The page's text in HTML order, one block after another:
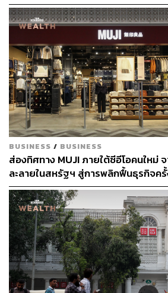
จากแผนพัฒนาที่วางไว้ ‘MUJI
จะตั้งอยู่บริเวณGinza 3-chomeภายใ
คือMitsui Fudosan และ Yomiuri
ขนาดสูง 10 ชั้น แวดล้อมด้วยร้านอาห
ชื่อดัง ชั้น 1-6 จะเป็นช็อปค้าปลีกที่ให
สินค้าทุกประเภทตั้งแต่เสื้อผ้าแฟชั่นไป
บริโภคทุกชนิด ส่วนชั้น 7-10 จะเปิดให้
โรงแรม โดยคาดว่าจะเปิดบ้านต้อนรับ
หรือช่วงครึ่งปีแรกของปี 2019
BUSINESS / BUSINESS
ส่องทิศทาง MUJI ภายใต้ซีอีโอคนใหม่
ละลายในสหรัฐฯ สู่การพลิกฟื้นธุรกิจค
พันความสำเร็จในตลาดเอเชีย